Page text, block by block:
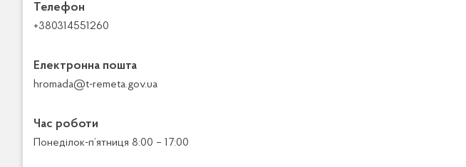
Телефон
+380314551260
Електронна пошта
hromada@t-remeta.gov.ua
Час роботи
Понеділок-п’ятниця 8:00 – 17:00